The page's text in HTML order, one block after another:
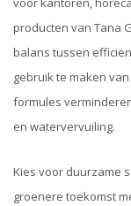
producten van Tana
balans tussen
gebruik te maken
formules
en watervervuiling.
Kies voor duurzame
groenere toekomst